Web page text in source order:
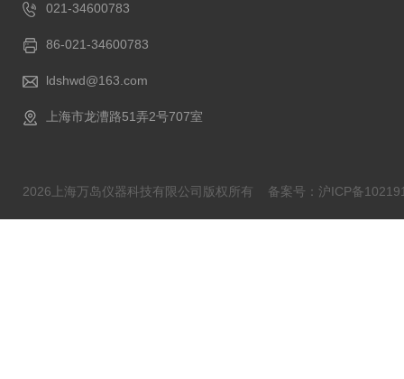
021-34600783
86-021-34600783
ldshwd@163.com
上海市龙漕路51弄2号707室
2026上海万岛仪器科技有限公司版权所有 备案号：沪ICP备